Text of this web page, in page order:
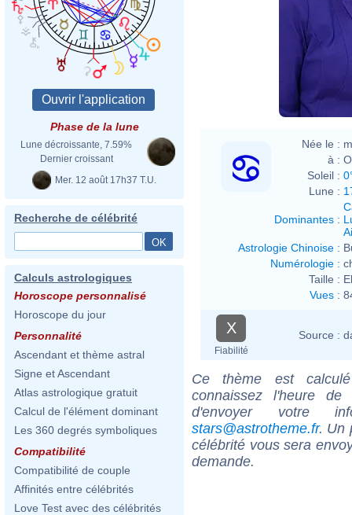
Phase de la lune
Lune décroissante, 7.59%
Dernier croissant
Mer. 12 août 17h37 T.U.
Recherche de célébrité
Calculs astrologiques
Horoscope personnalisé
Horoscope du jour
Personnalité
Ascendant et thème astral
Signe et Ascendant
Atlas astrologique gratuit
Calcul de l'élément dominant
Les 360 degrés symboliques
Compatibilité
Compatibilité de couple
Affinités entre célébrités
Love Test avec des célébrités
Née le :
à :
Soleil :
Lune :
Dominantes :
Astrologie Chinoise :
Numérologie :
Taille :
Vues :
X
Fiabilité
Source :
Ce thème est
connaissez l'heure de
d'envoyer votre
stars@astrotheme.fr. Un
célébrité vous sera
demande.